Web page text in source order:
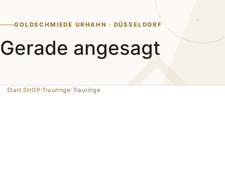
GOLDSCHMIEDE URHAHN · DÜSSELDORF
Gerade angesagt
Start/SHOP/Trauringe/Trauringe